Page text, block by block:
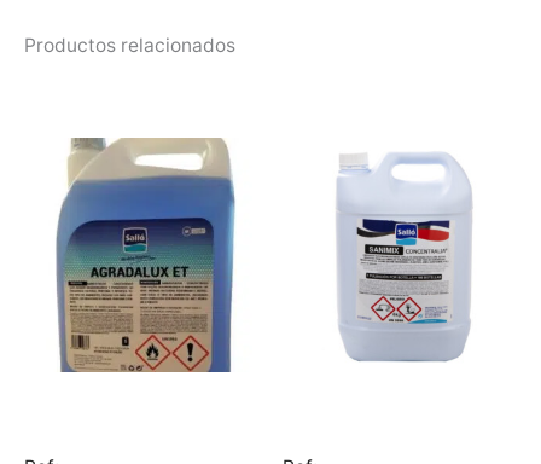
Productos relacionados